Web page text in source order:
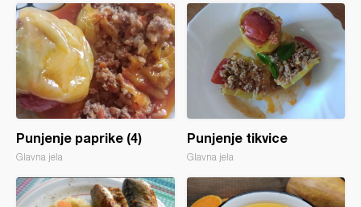
Punjenje paprike (4)
Glavna jela
Punjenje tikvice
Glavna jela